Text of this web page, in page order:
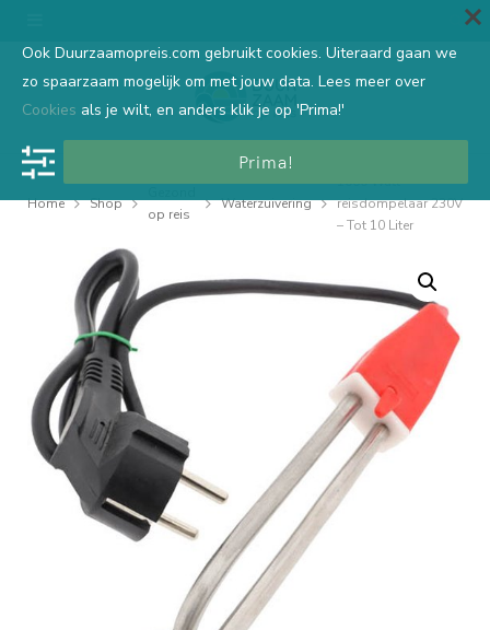
Home Shop
op reis
Waterzuivering
1000 Watt
reisdompelaar 230V
– Tot 10 Liter
Ook Duurzaamopreis.com gebruikt cookies. Uiteraard gaan we
zo spaarzaam mogelijk om met jouw data. Lees meer over
Cookies als je wilt, en anders klik je op 'Prima!'
Prima!